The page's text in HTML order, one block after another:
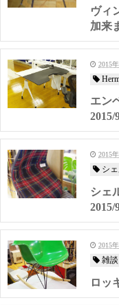
ヴィ
加来
2015
エン
2015/
2015
シ
シェ
2015/
2015
雑談
ロッ